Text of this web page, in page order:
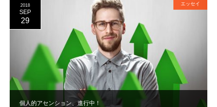
個人的アセンション、進行中！
2018
SEP
29
エッセイ